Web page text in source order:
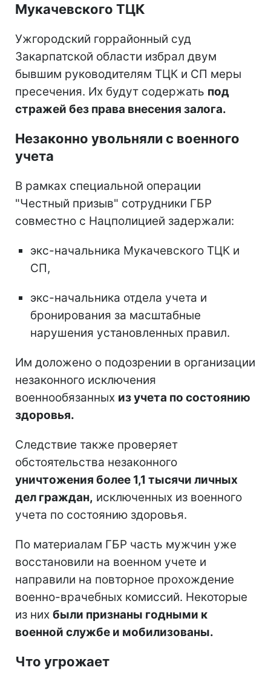
Мукачевского ТЦК
Ужгородский горрайонный суд
Закарпатской области избрал двум
бывшим руководителям ТЦК и СП меры
пресечения. Их будут содержать под
стражей без права внесения залога.
Незаконно увольняли с военного
учета
В рамках специальной операции
"Честный призыв" сотрудники ГБР
совместно с Нацполицией задержали:
экс-начальника Мукачевского ТЦК и
СП,
экс-начальника отдела учета и
бронирования за масштабные
нарушения установленных правил.
Им доложено о подозрении в организации
незаконного исключения
военнообязанных из учета по состоянию
здоровья.
Следствие также проверяет
обстоятельства незаконного
уничтожения более 1,1 тысячи личных
дел граждан, исключенных из военного
учета по состоянию здоровья.
По материалам ГБР часть мужчин уже
восстановили на военном учете и
направили на повторное прохождение
военно-врачебных комиссий. Некоторые
из них были признаны годными к
военной службе и мобилизованы.
Что угрожает